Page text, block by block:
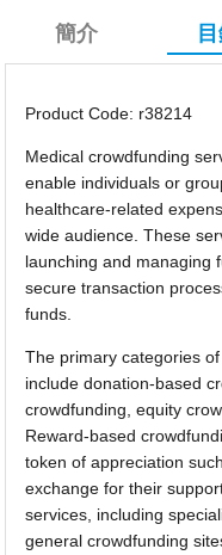
簡介
Product Code: r38214
Medical crowdfunding
enable individuals or
healthcare-related
wide audience. These
launching and managing
secure transaction
funds.
The primary categories
include donation-based
crowdfunding, equity
Reward-based
token of appreciation
exchange for their
services, including
general crowdfunding